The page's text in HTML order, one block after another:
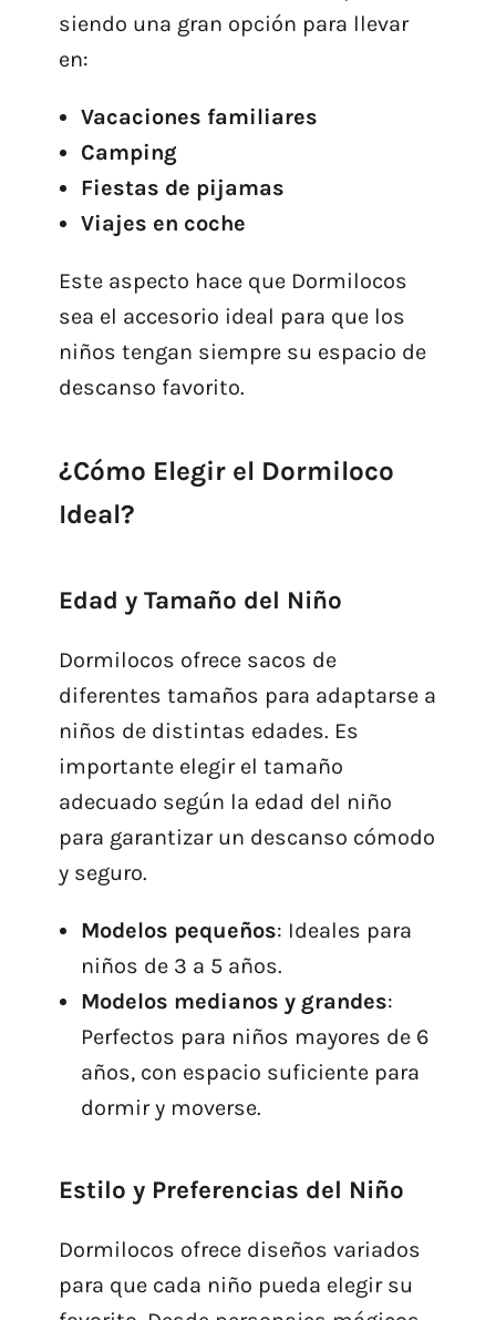
siendo una gran opción para llevar
en:
Vacaciones familiares
Camping
Fiestas de pijamas
Viajes en coche
Este aspecto hace que Dormilocos
sea el accesorio ideal para que los
niños tengan siempre su espacio de
descanso favorito.
¿Cómo Elegir el Dormiloco
Ideal?
Edad y Tamaño del Niño
Dormilocos ofrece sacos de
diferentes tamaños para adaptarse a
niños de distintas edades. Es
importante elegir el tamaño
adecuado según la edad del niño
para garantizar un descanso cómodo
y seguro.
Modelos pequeños: Ideales para
niños de 3 a 5 años.
Modelos medianos y grandes:
Perfectos para niños mayores de 6
años, con espacio suficiente para
dormir y moverse.
Estilo y Preferencias del Niño
Dormilocos ofrece diseños variados
para que cada niño pueda elegir su